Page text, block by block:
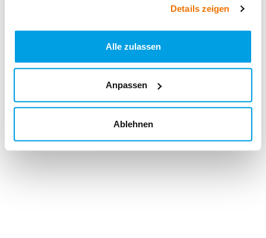
Details zeigen
Alle zulassen
Anpassen
Ablehnen